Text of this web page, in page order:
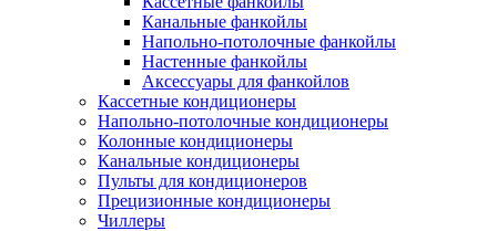
Канальные фанкойлы
Напольно-потолочные фанкойлы
Настенные фанкойлы
Аксессуары для фанкойлов
Кассетные кондиционеры
Напольно-потолочные кондиционеры
Колонные кондиционеры
Канальные кондиционеры
Пульты для кондиционеров
Прецизионные кондиционеры
Чиллеры